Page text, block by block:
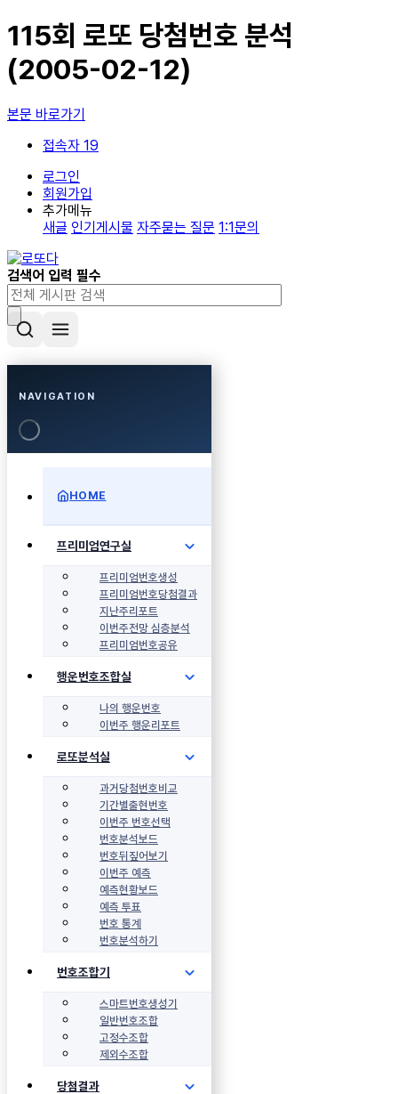
115회 로또 당첨번호 분석
(2005-02-12)
본문 바로가기
접속자 19
로그인
회원가입
추가메뉴
새글 인기게시물 자주묻는 질문 1:1문의
검색어 입력 필수
NAVIGATION
HOME
프리미엄연구실
프리미엄번호생성
프리미엄번호당첨결과
지난주리포트
이번주전망 심층분석
프리미엄번호공유
행운번호조합실
나의 행운번호
이번주 행운리포트
로또분석실
과거당첨번호비교
기간별출현번호
이번주 번호선택
번호분석보드
번호뒤짚어보기
이번주 예측
예측현황보드
예측 투표
번호 통계
번호분석하기
번호조합기
스마트번호생성기
일반번호조합
고정수조합
제외수조합
당첨결과